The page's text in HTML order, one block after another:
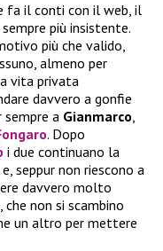
fa il conti con il web, il
più insistente.
più che valido,
almeno per
vita privata
davvero a gonfie
sempre a Gianmarco,
. Dopo
i due continuano la
seppur non riescono a
davvero molto
non si scambino
un altro per mettere